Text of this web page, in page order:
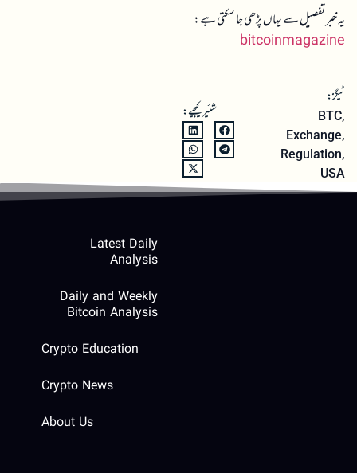
یہ خبر تفصیل سے یہاں پڑھی جا سکتی ہے:
bitcoinmagazine
ٹیگز:
BTC,
Exchange,
Regulation,
USA
شئیر کیجیے:
Latest Daily
Analysis
Daily and Weekly
Bitcoin Analysis
Crypto Education
Crypto News
About Us